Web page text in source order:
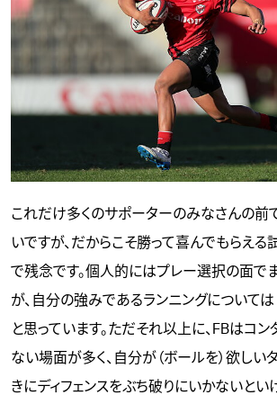
これだけ多くのサポーターのみなさんの前
いですが、だからこそ勝って喜んでもらえる
で残念です。個人的にはプレー選択の面で
が、自分の強みであるランニングについては
と思っています。ただそれ以上に、FBはコン
ない場面が多く、自分が（ボールを）欲しい
きにディフェンスをぶち破りにいかないと